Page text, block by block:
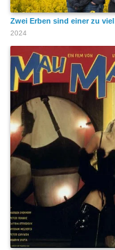
Zwei Erben sind einer zu viel
2024